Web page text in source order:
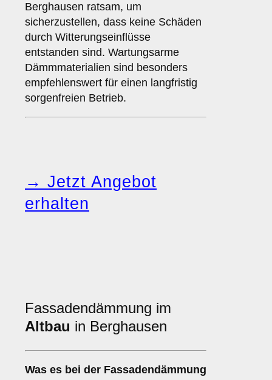
Berghausen ratsam, um
sicherzustellen, dass keine Schäden
durch Witterungseinflüsse
entstanden sind. Wartungsarme
Dämmmaterialien sind besonders
empfehlenswert für einen langfristig
sorgenfreien Betrieb.
→ Jetzt Angebot
erhalten
Fassadendämmung im
Altbau in Berghausen
Was es bei der Fassadendämmung